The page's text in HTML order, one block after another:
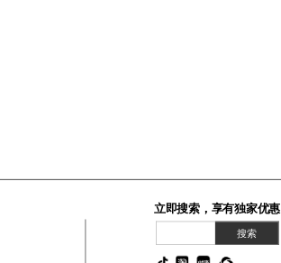
立即搜索，享有独家优惠